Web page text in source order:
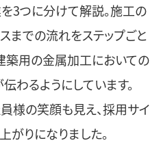
3つに分けて解説。施工の
までの流れをステップごと
築用の金属加工においての
わるようにしています。
様の笑顔も見え、採用サイ
がりになりました。